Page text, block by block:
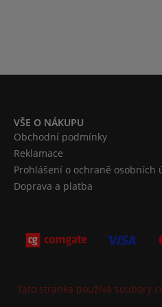
VŠE O NÁKUPU
Obchodní podmínky
Reklamace
Prohlášení o ochraně osobních
Doprava a platba
Tato stránka používá soubory